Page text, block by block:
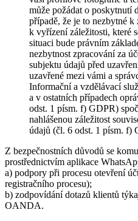
může požádat o poskytnutí
případě, že je to nezbytné k
k vyřízení záležitosti, které
situaci bude právním
nezbytnost zpracování za
subjektu údajů před
uzavřené mezi vámi a
Informační a vzdělávací
a v ostatních případech
odst. 1 písm. f) GDPR)
nahlášenou záležitost
údajů (čl. 6 odst. 1 písm. f)
Z bezpečnostních důvodů se
prostřednictvím aplikace
a) podpory při procesu otevření
registračního procesu);
b) zodpovídání dotazů klientů
OANDA.